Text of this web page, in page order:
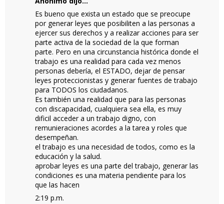
Es bueno que exista un estado que se preocupe
por generar leyes que posibiliten a las personas a
ejercer sus derechos y a realizar acciones para ser
parte activa de la sociedad de la que forman
parte. Pero en una circunstancia histórica donde el
trabajo es una realidad para cada vez menos
personas debería, el ESTADO, dejar de pensar
leyes proteccionistas y generar fuentes de trabajo
para TODOS los ciudadanos.
Es también una realidad que para las personas
con discapacidad, cualquiera sea ella, es muy
dificil acceder a un trabajo digno, con
remunieraciones acordes a la tarea y roles que
desempeñan.
el trabajo es una necesidad de todos, como es la
educación y la salud.
aprobar leyes es una parte del trabajo, generar las
condiciones es una materia pendiente para los
que las hacen
2:19 p.m.